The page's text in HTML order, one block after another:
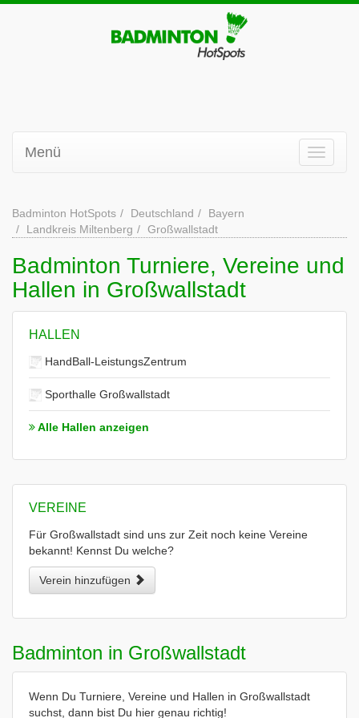
Menü
Badminton HotSpots Deutschland
Bayern
Landkreis Miltenberg
Großwallstadt
Badminton Turniere, Vereine und
Hallen in Großwallstadt
HALLEN
HandBall-LeistungsZentrum
Sporthalle Großwallstadt
Alle Hallen anzeigen
VEREINE
Für Großwallstadt sind uns zur Zeit noch keine Vereine
bekannt! Kennst Du welche?
Verein hinzufügen
Badminton in Großwallstadt
Wenn Du Turniere, Vereine und Hallen in Großwallstadt
suchst, dann bist Du hier genau richtig!